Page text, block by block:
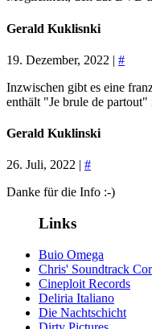
Gerald Kuklisnki
19. Dezember, 2022 | #
Inzwischen gibt es eine
enthält "Je brule de
Gerald Kuklinski
26. Juli, 2022 | #
Danke für die Info :-)
Links
Buio Omega
Chris' Soundtrack
Cineploit Records
Deliria Italiano
Die Nachtschicht